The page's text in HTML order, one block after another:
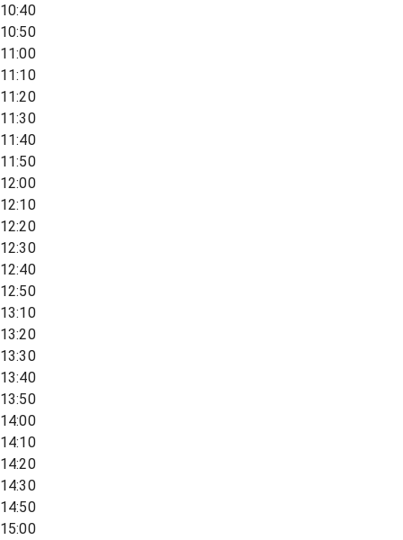
10:40
10:50
11:00
11:10
11:20
11:30
11:40
11:50
12:00
12:10
12:20
12:30
12:40
12:50
13:10
13:20
13:30
13:40
13:50
14:00
14:10
14:20
14:30
14:50
15:00